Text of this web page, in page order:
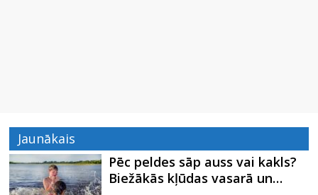
Jaunākais
Pēc peldes sāp auss vai kakls?
Biežākās kļūdas vasarā un…